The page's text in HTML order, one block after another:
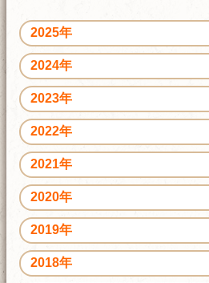
2025年
2024年
2023年
2022年
2021年
2020年
2019年
2018年